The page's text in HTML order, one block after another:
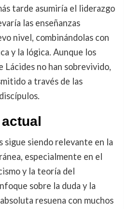
tarde asumiría el liderazgo
las enseñanzas
nivel, combinándolas con
y la lógica. Aunque los
no han sobrevivido,
a través de las
sigue siendo relevante en la
especialmente en el
y la teoría del
sobre la duda y la
resuena con muchos